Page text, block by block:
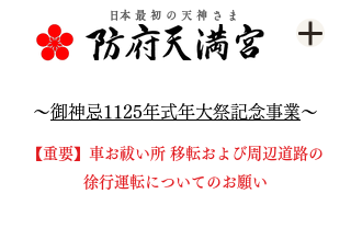
​日本最初の天神さま
～御神忌1125年式年大祭記念事業～
【重要】車お祓い所 移転および周辺道路の
徐行運転についてのお願い